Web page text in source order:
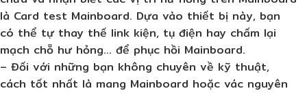
là Card test Mainboard. Dựa vào thiết bị này, bạn
có thể tự thay thế link kiện, tụ điện hay chấm lại
mạch chỗ hư hỏng… để phục hồi Mainboard.
– Đối với những bạn không chuyên về kỹ thuật,
cách tốt nhất là mang Mainboard hoặc vác nguyên